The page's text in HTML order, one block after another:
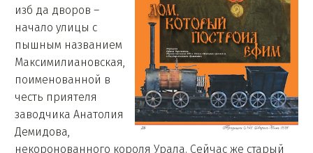
изб да дворов –
начало улицы с
пышным названием
Максимилиановская,
поименованной в
честь приятеля
заводчика Анатолия
Демидова,
некоронованного короля Урала. Сейчас же старый